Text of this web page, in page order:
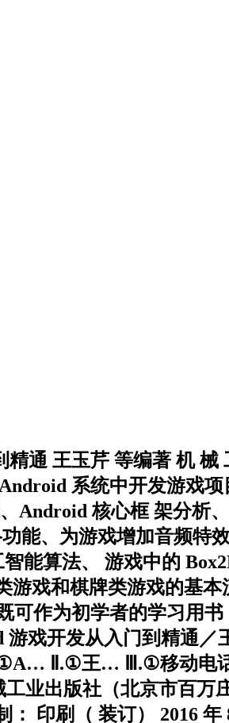
通 王玉芹 等编著 机
系统中开发游戏
Android 核心框 架分析
能、为游戏增加音频特
能算法、 游戏中的
游戏和棋牌类游戏的基
可作为初学者的学习用
戏开发从入门到精通
Ⅰ.①A… Ⅱ.①王… Ⅲ.①移动
业出版社（北京市百
印刷（ 装订） 2016 年